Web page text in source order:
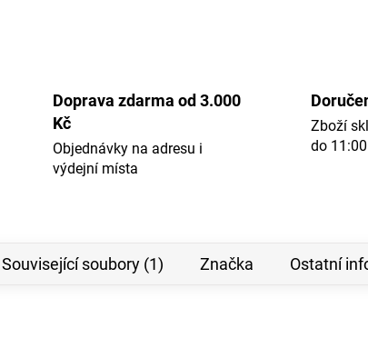
Doprava zdarma od 3.000
Kč
Objednávky na adresu i
výdejní místa
Zboží
do 11:00
Související soubory (1) Značka Ostatní